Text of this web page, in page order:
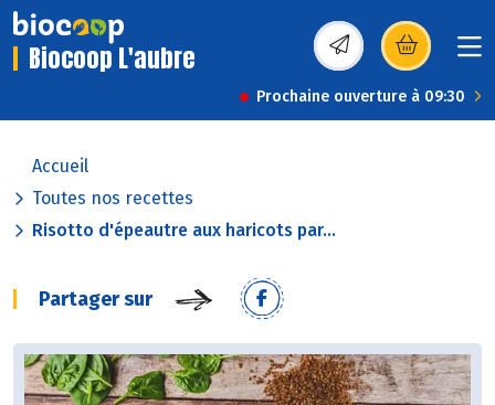
Biocoop L'aubre (s’ouvre dans une
Prochaine ouverture à 09:30
Accueil
Toutes nos recettes
Risotto d'épeautre aux haricots par...
Partager sur